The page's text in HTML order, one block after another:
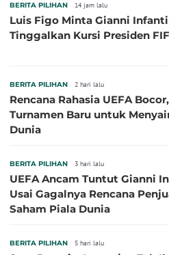
BERITA PILIHAN 14 jam lalu
Luis Figo Minta Gianni
Tinggalkan Kursi Presiden
BERITA PILIHAN 2 hari lalu
Rencana Rahasia UEFA
Turnamen Baru untuk
Dunia
BERITA PILIHAN 3 hari lalu
UEFA Ancam Tuntut Gianni
Usai Gagalnya Rencana
Saham Piala Dunia
BERITA PILIHAN 5 hari lalu